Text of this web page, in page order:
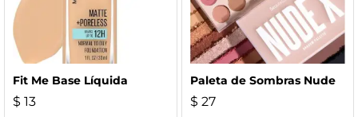
Fit Me Base Líquida
$ 13
Paleta de Sombras Nude
$ 27